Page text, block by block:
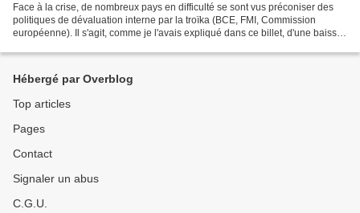
Face à la crise, de nombreux pays en difficulté se sont vus préconiser des
politiques de dévaluation interne par la troïka (BCE, FMI, Commission
européenne). Il s'agit, comme je l'avais expliqué dans ce billet, d'une baisse
Hébergé par Overblog
Top articles
Pages
Contact
Signaler un abus
C.G.U.